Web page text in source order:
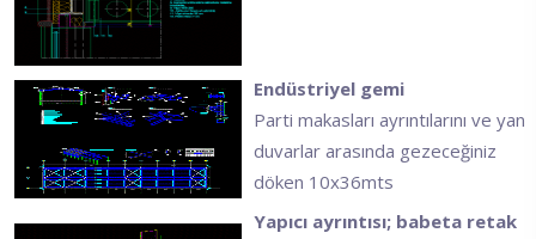
Endüstriyel gemi
Parti makasları ayrıntılarını ve yan
duvarlar arasında gezeceğiniz
döken 10x36mts
Yapıcı ayrıntısı; babeta retak